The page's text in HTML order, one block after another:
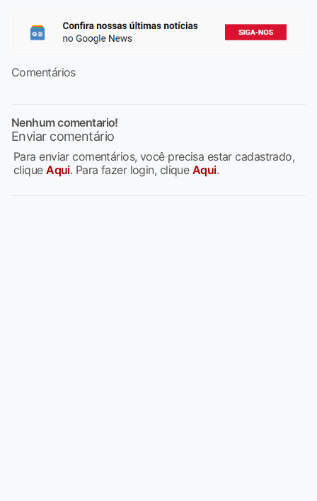
Comentários
Nenhum comentario!
Enviar comentário
Para enviar comentários, você precisa estar cadastrado,
cliqueAqui. Para fazer login, clique Aqui.